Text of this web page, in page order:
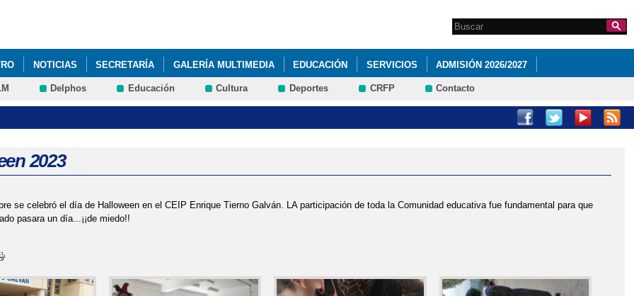
Formulario de
búsqueda
Search this site
NOTICIAS SECRETARÍA GALERÍA MULTIMEDIA EDUCACIÓN SERVICIOS ADMISIÓN 2026/2027
GUÍA DE FAMILIAS PARA REALIZAR LA ADMISIÓN JORNADA DEPORTIVA EN EL IES AZUER
Delphos Educación Cultura Deportes CRFP Contacto
2023
se celebró el día de Halloween en el CEIP Enrique Tierno Galván. LA participación de toda la Comunidad educativa fue fundamental para que
pasara un día...¡¡de miedo!!